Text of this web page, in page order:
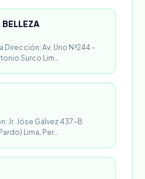
Dirección: Av. Uno N³244 -
Surco Lim…
Jr. Jóse Gálvez 437-B
Lima, Per…